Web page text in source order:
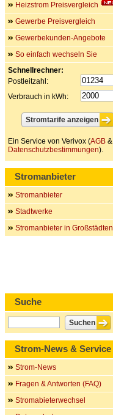
Heizstrom Preisvergleich
Gewerbe Preisvergleich
Gewerbekunden-Angebote
So einfach wechseln Sie
Schnellrechner:
Postleitzahl:
Verbrauch in kWh:
Ein Service von Verivox (AGB &
Datenschutzbestimmungen).
Stromanbieter
Stromanbieter
Stadtwerke
Stromanbieter in Großstädten
Suche
Strom-News & Service
Strom-News
Fragen & Antworten (FAQ)
Stromabieterwechsel